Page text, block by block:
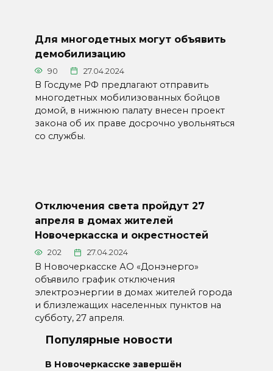
Для многодетных могут объявить
демобилизацию
90 27.04.2024
В Госдуме РФ предлагают отправить
многодетных мобилизованных бойцов
домой, в нижнюю палату внесен проект
закона об их праве досрочно увольняться
со службы.
Отключения света пройдут 27
апреля в домах жителей
Новочеркасска и окрестностей
202 27.04.2024
В Новочеркасске АО «Донэнерго»
объявило график отключения
электроэнергии в домах жителей города
и близлежащих населенных пунктов на
субботу, 27 апреля.
Популярные новости
В Новочеркасске завершён